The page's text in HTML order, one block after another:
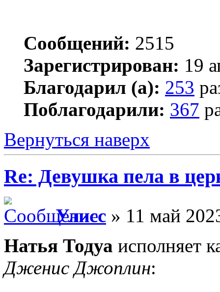
Сообщений: 2515
Зарегистрирован: 19
Благодарил (а): 253
Поблагодарили: 367
Вернуться наверх
Re: Девушка пела в
Улисс » 11 май
Натья Тодуа исполняет
Дженис Джоплин: